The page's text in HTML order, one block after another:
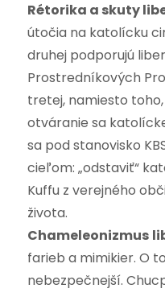
Rétorika a skuty
útočia na katolícku
druhej podporujú
Prostredníkových
tretej, namiesto
otváranie sa
sa pod stanovisko
cieľom: „odstaviť“
Kuffu z verejného
života.
Chameleonizmus
farieb a mimikier. O
nebezpečnejší.